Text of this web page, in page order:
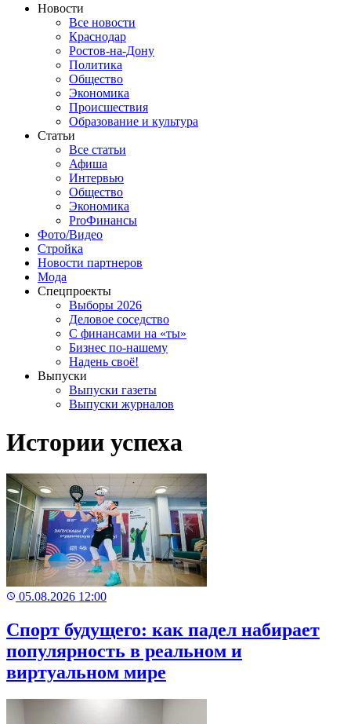
Новости
Все новости
Краснодар
Ростов-на-Дону
Политика
Общество
Экономика
Происшествия
Образование и культура
Статьи
Все статьи
Афиша
Интервью
Общество
Экономика
ProФинансы
Фото/Видео
Стройка
Новости партнеров
Мода
Спецпроекты
Выборы 2026
Деловое соседство
С финансами на «ты»
Бизнес по-нашему
Надень своё!
Выпуски
Выпуски газеты
Выпуски журналов
Истории успеха
05.08.2026 12:00
Спорт будущего: как падел набирает
популярность в реальном и
виртуальном мире